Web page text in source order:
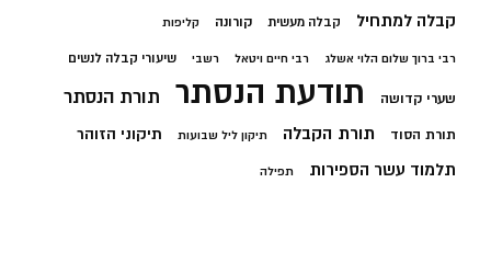
קבלה למתחיל קבלה מעשית קורונה קליפות
רבי ברוך שלום הלוי אשלג רבי חיים ויטאל רשבי שיעורי קבלה לנשים
שערי קדושה תודעת הנסתר תורת הנסתר
תורת הסוד תורת הקבלה תיקון ליל שבועות תיקוני הזוהר
תלמוד עשר הספירות תפילה